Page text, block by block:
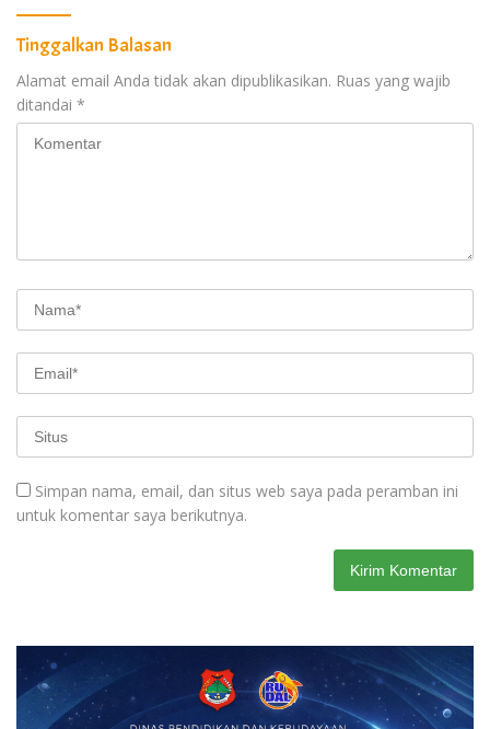
Tinggalkan Balasan
Alamat email Anda tidak akan dipublikasikan. Ruas yang wajib
ditandai *
Simpan nama, email, dan situs web saya pada peramban ini
untuk komentar saya berikutnya.